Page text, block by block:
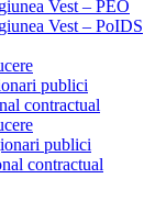
Vest – PEO
Vest – PoIDS
publici
contractual
publici
contractual